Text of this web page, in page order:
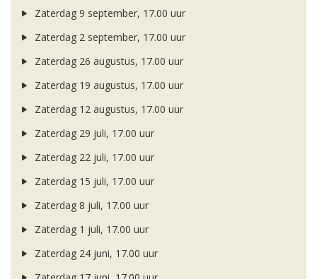
Zaterdag 9 september, 17.00 uur
Zaterdag 2 september, 17.00 uur
Zaterdag 26 augustus, 17.00 uur
Zaterdag 19 augustus, 17.00 uur
Zaterdag 12 augustus, 17.00 uur
Zaterdag 29 juli, 17.00 uur
Zaterdag 22 juli, 17.00 uur
Zaterdag 15 juli, 17.00 uur
Zaterdag 8 juli, 17.00 uur
Zaterdag 1 juli, 17.00 uur
Zaterdag 24 juni, 17.00 uur